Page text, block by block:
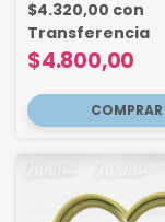
$4.800,00
$4.320,00 con
Transferencia